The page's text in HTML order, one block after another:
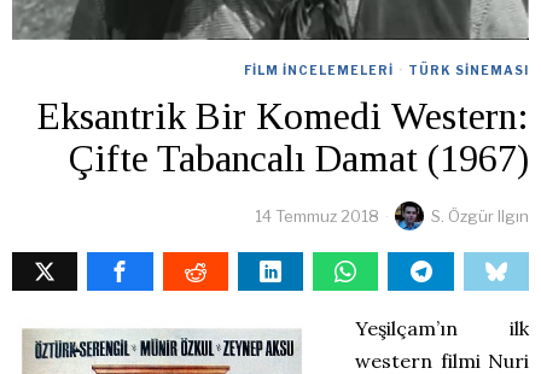
FILM İNCELEMELERI · TÜRK SINEMASI
Eksantrik Bir Komedi Western:
Çifte Tabancalı Damat (1967)
14 Temmuz 2018 S. Özgür Ilgın
Yeşilçam’ın ilk
western filmi Nuri